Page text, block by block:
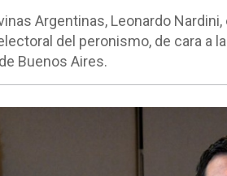
Argentinas, Leonardo
del peronismo, de cara a
Buenos Aires.